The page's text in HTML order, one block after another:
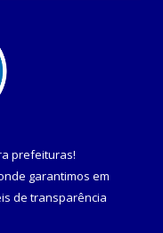
prefeituras!
garantimos em
de transparência